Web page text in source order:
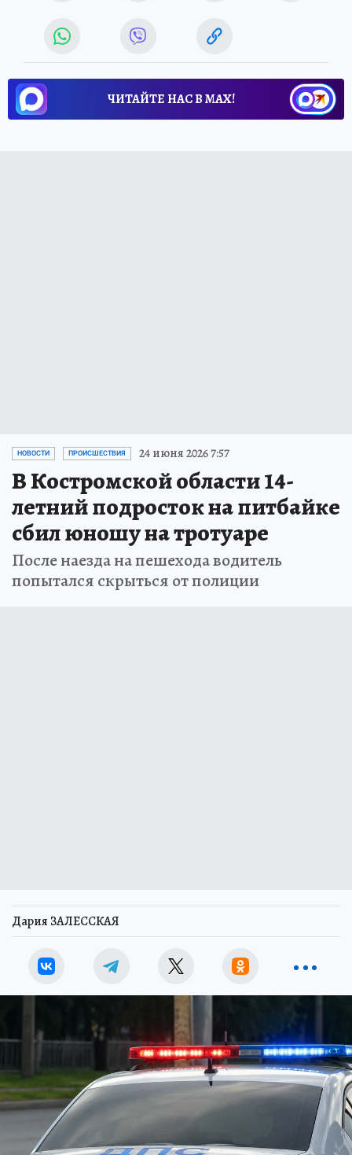
ЧИТАЙТЕ НАС В МАХ!
НОВОСТИ ПРОИСШЕСТВИЯ 24 июня 2026 7:57
В Костромской области 14-
летний подросток на питбайке
сбил юношу на тротуаре
После наезда на пешехода водитель
попытался скрыться от полиции
Дария ЗАЛЕССКАЯ